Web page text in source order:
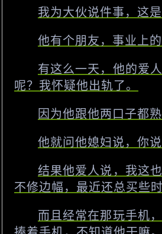
我为大伙说件事，这
他有个朋友，事业上
有这么一天，他的爱
呢？我怀疑他出轨了。
因为他跟他两口子都
他就问他媳妇说，你
结果他爱人说，我这
不修边幅，最近还总买些
而且经常在那玩手机